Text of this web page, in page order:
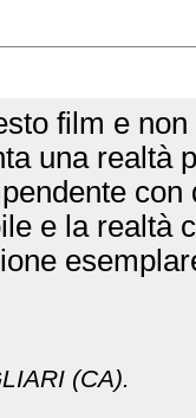
film e
una realtà
con
e la realtà
(CA).